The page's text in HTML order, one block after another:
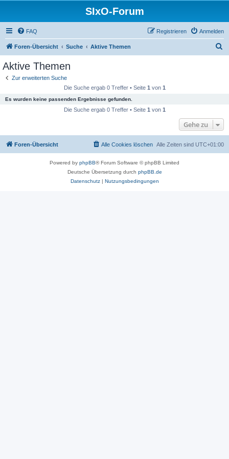
SIxO-Forum
FAQ Anmelden
Registrieren
Foren-Übersicht Suche Aktive Themen
Aktive Themen
Zur erweiterten Suche
Die Suche ergab 0 Treffer • Seite 1 von 1
Es wurden keine passenden Ergebnisse gefunden.
Die Suche ergab 0 Treffer • Seite 1 von 1
Gehe zu
Foren-Übersicht Alle Zeiten sind UTC+01:00
Alle Cookies löschen
Powered by phpBB® Forum Software © phpBB Limited
Deutsche Übersetzung durch phpBB.de
Datenschutz| Nutzungsbedingungen